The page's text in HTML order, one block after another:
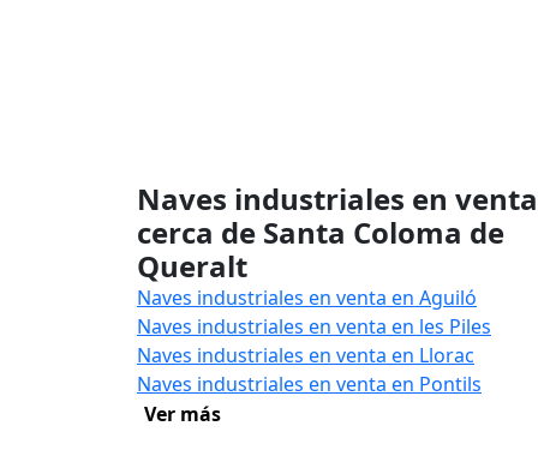
Naves industriales en venta
cerca de Santa Coloma de
Queralt
Naves industriales en venta en Aguiló
Naves industriales en venta en les Piles
Naves industriales en venta en Llorac
Naves industriales en venta en Pontils
Ver más